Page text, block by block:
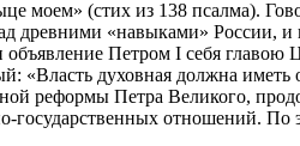
моем» (стих из 138 псалма).
древними «навыками» России,
Петром I себя главою
духовная должна иметь
реформы Петра Великого,
отношений. По